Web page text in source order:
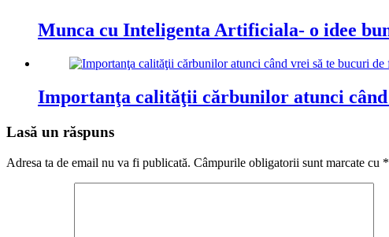
Munca cu Inteligenta Artificiala- o idee
Importanţa calităţii cărbunilor atunci
Lasă un răspuns
Adresa ta de email nu va fi publicată. Câmpurile obligatorii sunt marcate cu *